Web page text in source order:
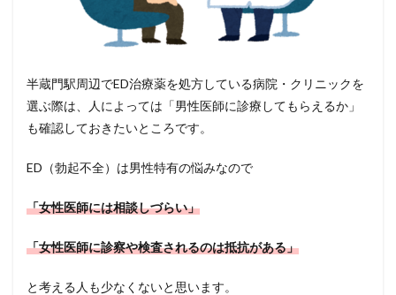
半蔵門駅周辺でED治療薬を処方している病院・クリニックを
選ぶ際は、人によっては「男性医師に診療してもらえるか」
も確認しておきたいところです。
ED（勃起不全）は男性特有の悩みなので
「女性医師には相談しづらい」
「女性医師に診察や検査されるのは抵抗がある」
と考える人も少なくないと思います。